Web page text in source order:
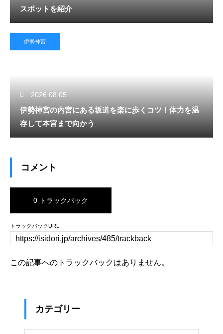
スポットを紹介
伊勢神宮
2026.08.05
伊勢神宮の内宮にある坂道を楽に歩くコツ！体力を温
存して本宮まで向かう
コメント
0 トラックバック
トラックバックURL
この記事へのトラックバックはありません。
カテゴリー